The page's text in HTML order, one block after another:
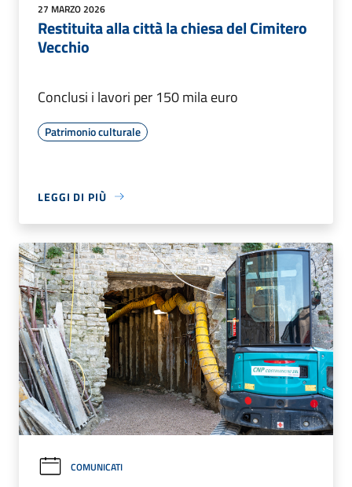
27 MARZO 2026
Restituita alla città la chiesa del Cimitero
Vecchio
Conclusi i lavori per 150 mila euro
Patrimonio culturale
LEGGI DI PIÙ
COMUNICATI